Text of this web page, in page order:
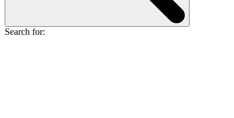
Search for: